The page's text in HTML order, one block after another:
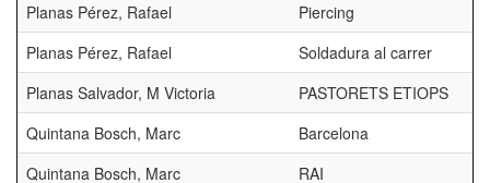
Planas Pérez, Rafael
Piercing
Planas Pérez, Rafael
Soldadura al carrer
Planas Salvador, M Victoria
PASTORETS ETIOPS
Quintana Bosch, Marc
Barcelona
Quintana Bosch, Marc
RAI